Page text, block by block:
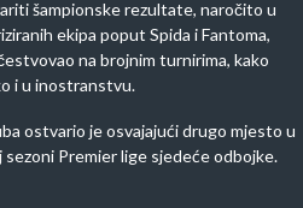
šampionske rezultate, naročito u
ekipa poput Spida i Fantoma,
na brojnim turnirima, kako
i u inostranstvu.
ostvario je osvajajući drugo mjesto u
Premier lige sjedeće odbojke.